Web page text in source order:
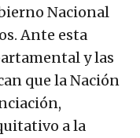
Nacional
Ante esta
y las
que la Nación
a la